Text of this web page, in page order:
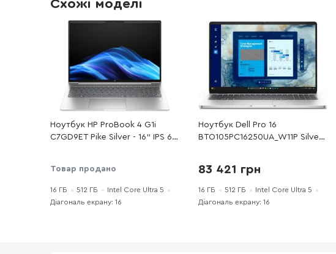
Схожі моделі
Ноутбук HP ProBook 4 G1i
C7GD9ET Pike Silver - 16" IPS 60
/ Intel Arc graphics
Товар продано
16 ГБ 512 ГБ
Intel Core Ultra 5
Діагональ екрану: 16
Ноутбук Dell Pro 16
BTO105PC16250UA_W11P Silver
SSD 512 ГБ / Intel Graphics
83 421 грн
16 ГБ 512 ГБ
Intel Core Ultra 5
Діагональ екрану: 16